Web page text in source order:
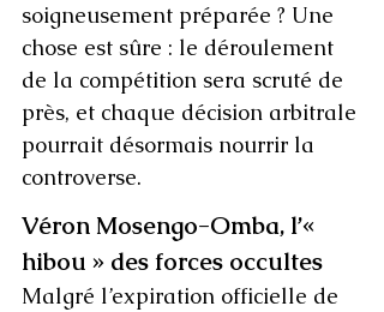
soigneusement préparée ? Une
chose est sûre : le déroulement
de la compétition sera scruté de
près, et chaque décision arbitrale
pourrait désormais nourrir la
controverse.
Véron Mosengo-Omba, l’«
hibou » des forces occultes
Malgré l’expiration officielle de